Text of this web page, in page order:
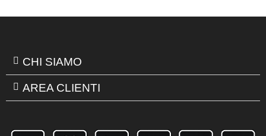
CHI SIAMO
AREA CLIENTI